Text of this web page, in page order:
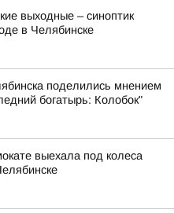
выходные – синоптик
в Челябинске
поделились мнением
богатырь: Колобок"
выехала под колеса